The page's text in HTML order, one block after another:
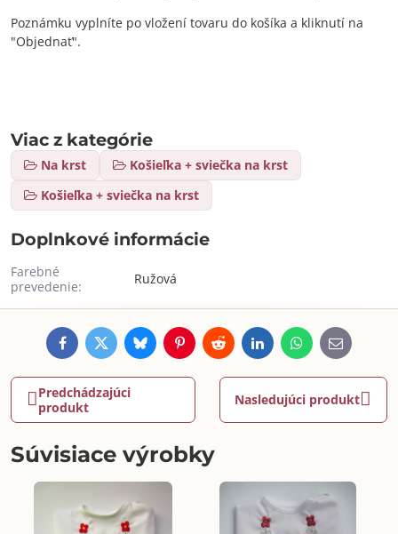
Poznámku vyplníte po vložení tovaru do košíka a kliknutí na
"Objednať".
Viac z kategórie
Na krst
Košieľka + sviečka na krst
Košieľka + sviečka na krst
Doplnkové informácie
Farebné
prevedenie:
Ružová
FacebookTwitterBlueskyPinterestRedditLinkedInWhatsApp
E-
mail
Predchádzajúci
produkt
Nasledujúci produkt
Súvisiace výrobky